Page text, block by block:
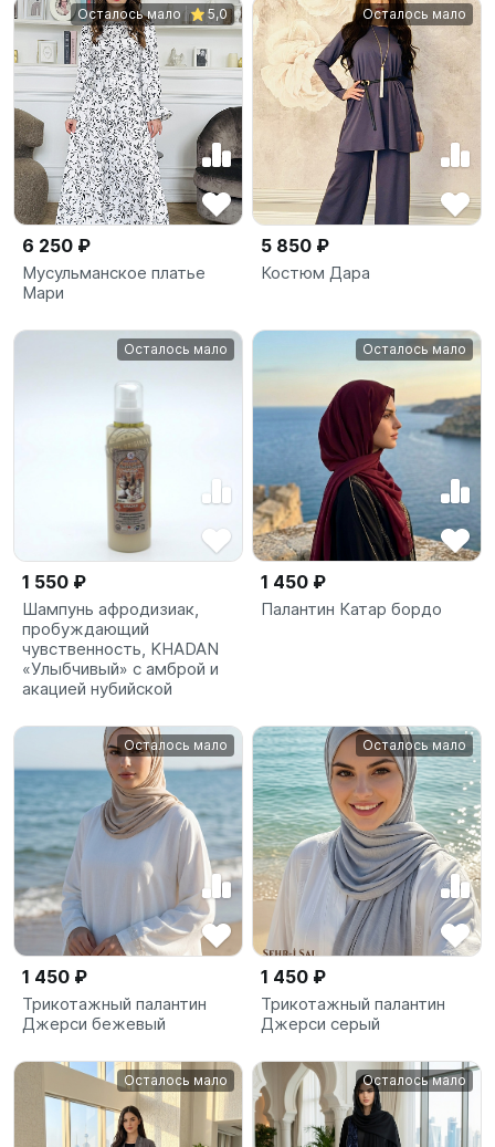
Осталось мало 5,0
6 250 ₽
Мусульманское платье
Мари
Осталось мало
5 850 ₽
Костюм Дара
Осталось мало
1 550 ₽
Шампунь афродизиак,
пробуждающий
чувственность, KHADAN
«Улыбчивый» с амброй и
акацией нубийской
Осталось мало
1 450 ₽
Палантин Катар бордо
Осталось мало
1 450 ₽
Трикотажный палантин
Джерси бежевый
Осталось мало
1 450 ₽
Трикотажный палантин
Джерси серый
Осталось мало Осталось мало